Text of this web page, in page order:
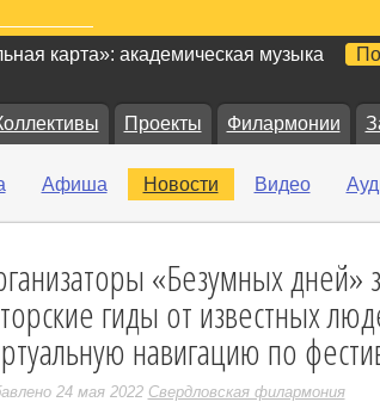
карта»: академическая музыка
Проекты Филармонии
Афиша Новости Видео
«Безумных дней»
гиды от известных
навигацию по
24 мая 2022 Свердловская филармония